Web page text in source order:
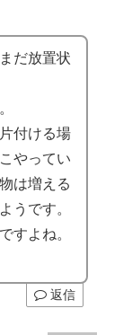
だ放置状
付ける場
やってい
は増える
うです。
すよね。
返信